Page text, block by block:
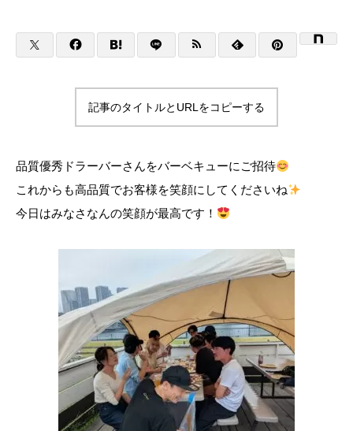
記事のタイトルとURLをコピーする
品質優秀ドラーバーさんをバーベキューにご招待
これからも高品質でお客様を笑顔にしてくださいね
今日はみなさなんの笑顔が最高です！